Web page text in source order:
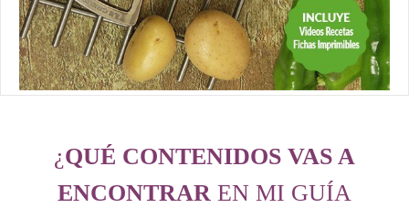
¿QUÉ CONTENIDOS VAS A
ENCONTRAR EN MI GUÍA